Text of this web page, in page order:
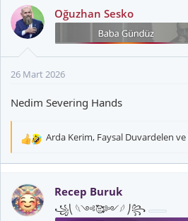
k
i
l
:
Oğuzhan Sesko
26 Mart 2026
Nedim Severing Hands
T
k
i
l
Arda Kerim, Faysal Duvardelen ve
Recep Buruk
꧁⎝ 𓆩༺🥰༻𓆪 ⎠꧂